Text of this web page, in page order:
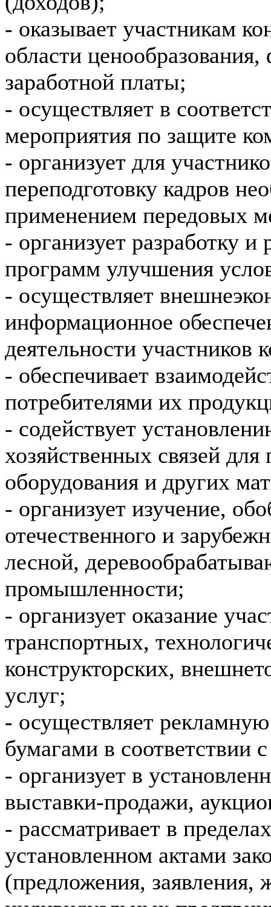
- оказывает участникам
области
заработной платы;
- осуществляет в
мероприятия по защите
- организует для
переподготовку кадров
применением передовых
- организует разработку
программ улучшения
- осуществляет
информационное
деятельности участников
- обеспечивает
потребителями их
- содействует
хозяйственных связей
оборудования и других
- организует изучение,
отечественного и
лесной,
промышленности;
- организует оказание
транспортных,
конструкторских,
услуг;
- осуществляет
бумагами в соответствии
- организует в
выставки-продажи,
- рассматривает в
установленном актами
(предложения,